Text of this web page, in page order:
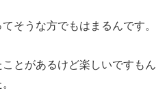
そうな方でもはまるんです。
とがあるけど楽しいですもん